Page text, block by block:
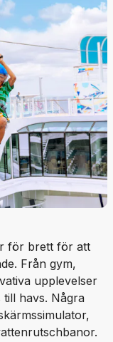
för brett för att
Från gym,
upplevelser
havs. Några